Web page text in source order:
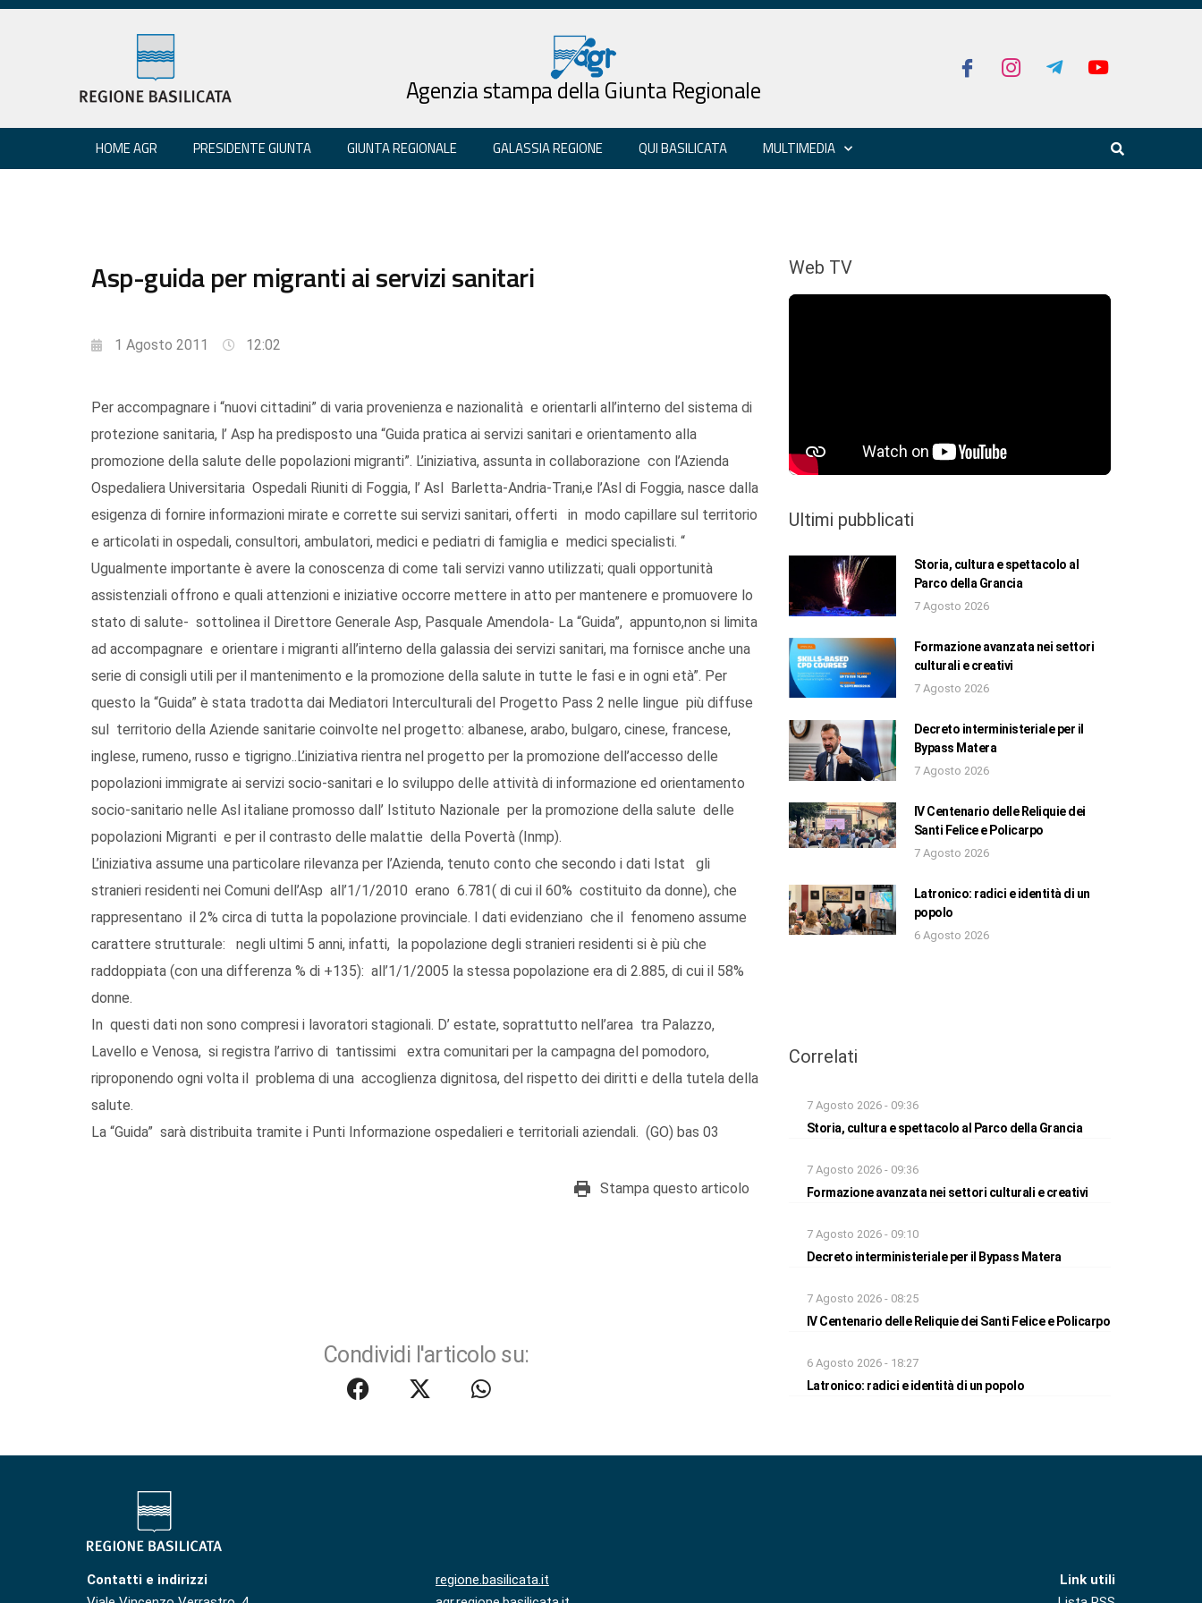
Agenzia stampa della Giunta Regionale
HOME AGR PRESIDENTE GIUNTA GIUNTA REGIONALE GALASSIA REGIONE QUI BASILICATA MULTIMEDIA
Asp-guida per migranti ai servizi sanitari
1 Agosto 2011 12:02
Per accompagnare i “nuovi cittadini” di varia provenienza e nazionalità e orientarli all’interno del sistema di
protezione sanitaria, l’ Asp ha predisposto una “Guida pratica ai servizi sanitari e orientamento alla
promozione della salute delle popolazioni migranti”. L’iniziativa, assunta in collaborazione con l’Azienda
Ospedaliera Universitaria Ospedali Riuniti di Foggia, l’ Asl Barletta-Andria-Trani,e l’Asl di Foggia, nasce dalla
esigenza di fornire informazioni mirate e corrette sui servizi sanitari, offerti in modo capillare sul territorio
e articolati in ospedali, consultori, ambulatori, medici e pediatri di famiglia e medici specialisti. “
Ugualmente importante è avere la conoscenza di come tali servizi vanno utilizzati; quali opportunità
assistenziali offrono e quali attenzioni e iniziative occorre mettere in atto per mantenere e promuovere lo
stato di salute- sottolinea il Direttore Generale Asp, Pasquale Amendola- La “Guida”, appunto,non si limita
ad accompagnare e orientare i migranti all’interno della galassia dei servizi sanitari, ma fornisce anche una
serie di consigli utili per il mantenimento e la promozione della salute in tutte le fasi e in ogni età”. Per
questo la “Guida” è stata tradotta dai Mediatori Interculturali del Progetto Pass 2 nelle lingue più diffuse
sul territorio della Aziende sanitarie coinvolte nel progetto: albanese, arabo, bulgaro, cinese, francese,
inglese, rumeno, russo e tigrigno..L’iniziativa rientra nel progetto per la promozione dell’accesso delle
popolazioni immigrate ai servizi socio-sanitari e lo sviluppo delle attività di informazione ed orientamento
socio-sanitario nelle Asl italiane promosso dall’ Istituto Nazionale per la promozione della salute delle
popolazioni Migranti e per il contrasto delle malattie della Povertà (Inmp).
L’iniziativa assume una particolare rilevanza per l’Azienda, tenuto conto che secondo i dati Istat gli
stranieri residenti nei Comuni dell’Asp all’1/1/2010 erano 6.781( di cui il 60% costituito da donne), che
rappresentano il 2% circa di tutta la popolazione provinciale. I dati evidenziano che il fenomeno assume
carattere strutturale: negli ultimi 5 anni, infatti, la popolazione degli stranieri residenti si è più che
raddoppiata (con una differenza % di +135): all’1/1/2005 la stessa popolazione era di 2.885, di cui il 58%
donne.
In questi dati non sono compresi i lavoratori stagionali. D’ estate, soprattutto nell’area tra Palazzo,
Lavello e Venosa, si registra l’arrivo di tantissimi extra comunitari per la campagna del pomodoro,
riproponendo ogni volta il problema di una accoglienza dignitosa, del rispetto dei diritti e della tutela della
salute.
La “Guida” sarà distribuita tramite i Punti Informazione ospedalieri e territoriali aziendali. (GO) bas 03
Stampa questo articolo
Condividi l'articolo su:
Web TV
Ultimi pubblicati
Storia, cultura e spettacolo al
Parco della Grancia
7 Agosto 2026
Formazione avanzata nei settori
culturali e creativi
7 Agosto 2026
Decreto interministeriale per il
Bypass Matera
7 Agosto 2026
IV Centenario delle Reliquie dei
Santi Felice e Policarpo
7 Agosto 2026
Latronico: radici e identità di un
popolo
6 Agosto 2026
Correlati
7 Agosto 2026 - 09:36
Storia, cultura e spettacolo al Parco della Grancia
7 Agosto 2026 - 09:36
Formazione avanzata nei settori culturali e creativi
7 Agosto 2026 - 09:10
Decreto interministeriale per il Bypass Matera
7 Agosto 2026 - 08:25
IV Centenario delle Reliquie dei Santi Felice e Policarpo
6 Agosto 2026 - 18:27
Latronico: radici e identità di un popolo
Contatti e indirizzi
regione.basilicata.it
Link utili